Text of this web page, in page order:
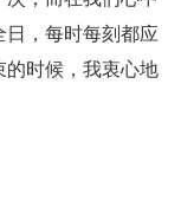
，每时每刻都应
的时候，我衷心地